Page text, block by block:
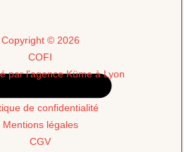
Copyright © 2026
COFI
par l'agence Küme à Lyon
de confidentialité
Mentions légales
CGV